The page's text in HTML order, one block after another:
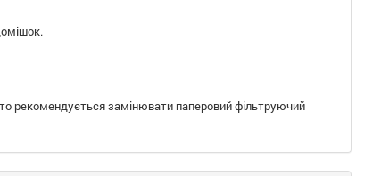
рекомендується замінювати паперовий фільтруючий